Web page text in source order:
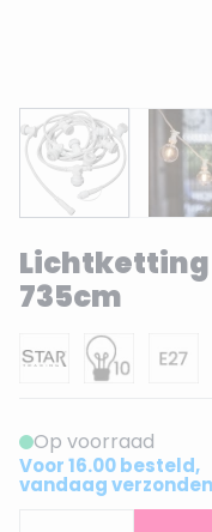
Lichtketting
735cm
Op voorraad
Voor 16.00 besteld,
vandaag